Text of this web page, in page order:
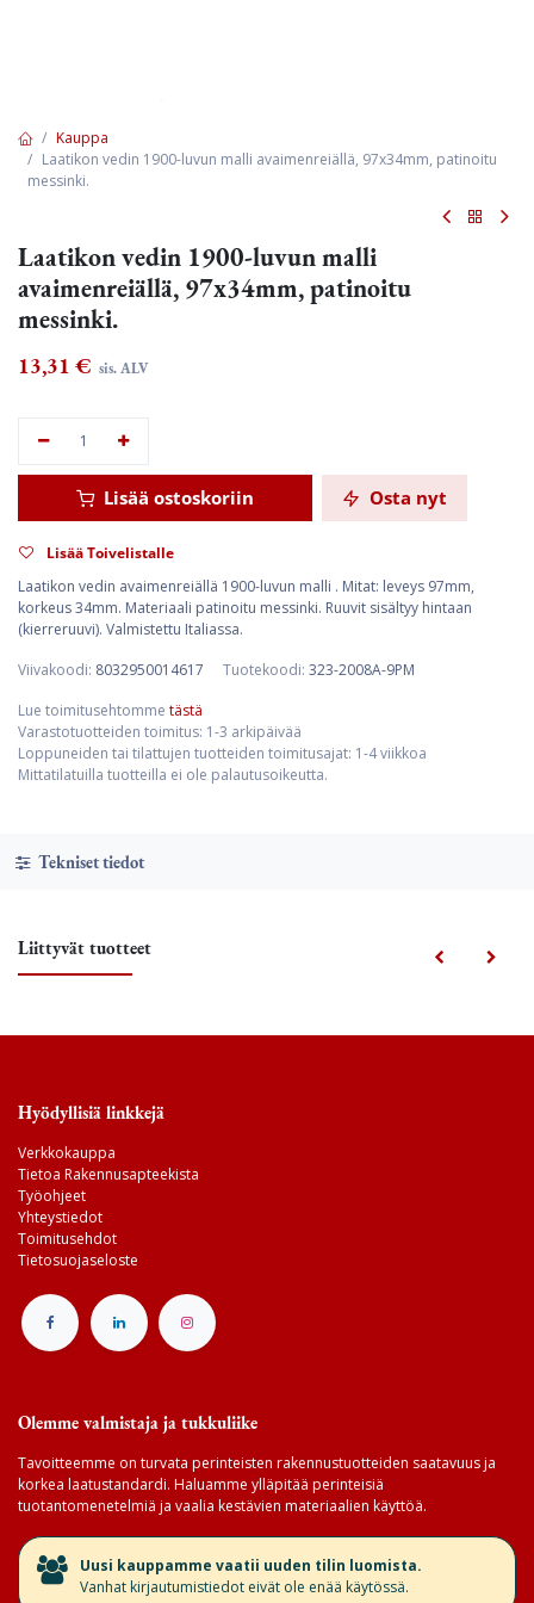
Kauppa
Laatikon vedin 1900-luvun malli avaimenreiällä, 97x34mm, patinoitu
messinki.
Laatikon vedin 1900-luvun malli
avaimenreiällä, 97x34mm, patinoitu
messinki.
13,31 € sis. ALV
Lisää ostoskoriin Osta nyt
Lisää Toivelistalle
Laatikon vedin avaimenreiällä 1900-luvun malli . Mitat: leveys 97mm,
korkeus 34mm. Materiaali patinoitu messinki. Ruuvit sisältyy hintaan
(kierreruuvi). Valmistettu Italiassa.
Viivakoodi: 8032950014617 Tuotekoodi: 323-2008A-9PM
Lue toimitusehtomme tästä
Varastotuotteiden toimitus: 1-3 arkipäivää
Loppuneiden tai tilattujen tuotteiden toimitusajat: 1-4 viikkoa
Mittatilatuilla tuotteilla ei ole palautusoikeutta.
Tekniset tiedot
Liittyvät tuotteet
Hyödyllisiä linkkejä
Verkkokauppa
Tietoa Rakennusapteekista
Työohjeet
Yhteystiedot
Toimitusehdot
Tietosuojaseloste
Olemme valmistaja ja tukkuliike
Tavoitteemme on turvata perinteisten rakennustuotteiden saatavuus ja
korkea laatustandardi. Haluamme ylläpitää perinteisiä
tuotantomenetelmiä ja vaalia kestävien materiaalien käyttöä.
​Uusi kauppamme vaatii uuden tilin luomista.
Vanhat kirjautumistiedot eivät ole enää käytössä.